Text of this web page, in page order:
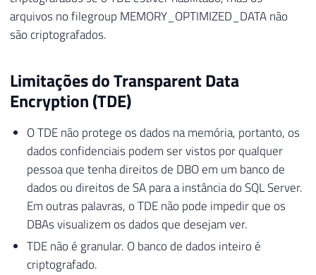
arquivos no filegroup MEMORY_OPTIMIZED_DATA não
são criptografados.
Limitações do Transparent Data
Encryption (TDE)
O TDE não protege os dados na memória, portanto, os
dados confidenciais podem ser vistos por qualquer
pessoa que tenha direitos de DBO em um banco de
dados ou direitos de SA para a instância do SQL Server.
Em outras palavras, o TDE não pode impedir que os
DBAs visualizem os dados que desejam ver.
TDE não é granular. O banco de dados inteiro é
criptografado.